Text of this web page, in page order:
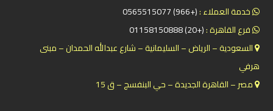
خدمة العملاء :(+966) 0565515077
فرع القاهرة :(+20) 01158150888
السعودية – الرياض – السليمانية – شارع عبدالله الحمدان – مبنى
هرفي
مصر – القاهرة الجديدة – حي البنفسج – ق 15